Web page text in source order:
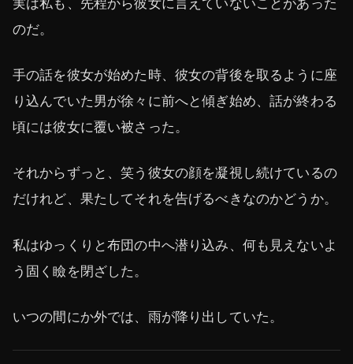
のだ。
手の話を彼女が始めた時、彼女の背後を取るように座
り込んでいた男が徐々に前へと傾ぎ始め、話が終わる
頃には彼女に覆い被さった。
それからずっと、笑う彼女の顔を凝視し続けているの
だけれど、果たしてそれを告げるべきなのかどうか。
私はゆっくりと布団の中へ潜り込み、何も見えないよ
う固く瞼を閉ざした。
いつの間にか外では、雨が降り出していた。